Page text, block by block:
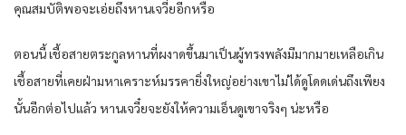
คุณสมบัติพอจะเอ่ยถึงหานเจวี๋ยอีกหรือ
ตอนนี้ เชื้อสายตระกูลหานที่ผงาดขึ้นมาเป็นผู้ทรงพลังมีมากมายเหลือเกิน
เชื้อสายที่เคยฝ่ามหาเคราะห์มรรคายิ่งใหญ่อย่างเขาไม่ได้ดูโดดเด่นถึงเพียง
นั้นอีกต่อไปแล้ว หานเจวี๋ยจะยังให้ความเอ็นดูเขาจริงๆ น่ะหรือ